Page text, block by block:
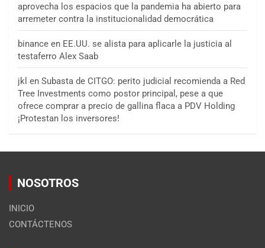
aprovecha los espacios que la pandemia ha abierto para
arremeter contra la institucionalidad democrática
binance en EE.UU. se alista para aplicarle la justicia al
testaferro Alex Saab
jkl en Subasta de CITGO: perito judicial recomienda a Red
Tree Investments como postor principal, pese a que
ofrece comprar a precio de gallina flaca a PDV Holding
¡Protestan los inversores!
NOSOTROS
INICIO
CONTÁCTENOS